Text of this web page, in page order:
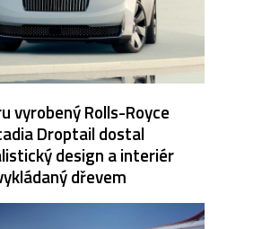
vyrobený Rolls-Royce
Droptail dostal
design a interiér
dřevem